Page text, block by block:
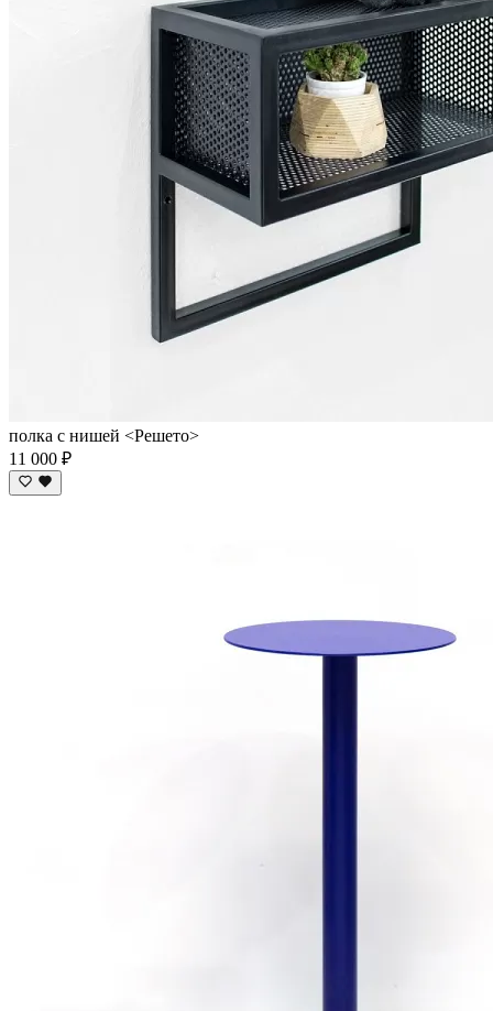
полка с нишей <Решето>
11 000 ₽